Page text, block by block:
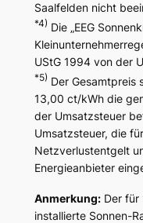
Saalfelden nicht
*4) Die „EEG
UStG 1994 von der
*5) Der Gesamtpreis
13,00 ct/kWh die
der Umsatzsteuer
Umsatzsteuer, die
Netzverlustentgelt
Energieanbieter
Anmerkung:Der für
installierte Sonnen-